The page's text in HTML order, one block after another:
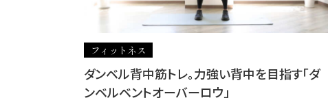
フィットネス
ダンベル背中筋トレ。力強い背中を目指す「ダ
ンベルベントオーバーロウ」